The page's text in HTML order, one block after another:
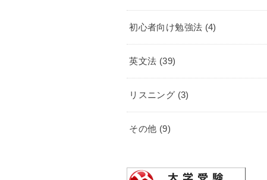
初心者向け勉強法 (4)
英文法 (39)
リスニング (3)
その他 (9)